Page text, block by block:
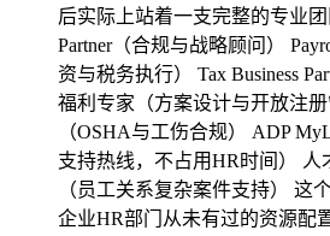
后实际上站着一支完整的专业团
Partner（合规与战略顾问）
资与税务执行） Tax Business
福利专家（方案设计与开放注
（OSHA与工伤合规） ADP
支持热线，不占用HR时间） 人
（员工关系复杂案件支持） 这
企业HR部门从未有过的资源配